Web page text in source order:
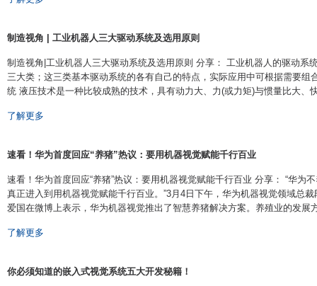
制造视角 | 工业机器人三大驱动系统及选用原则
制造视角|工业机器人三大驱动系统及选用原则 分享： 工业机器人的驱动系
三大类；这三类基本驱动系统的各有自己的特点，实际应用中可根据需要组
统 液压技术是一种比较成熟的技术，具有动力大、力(或力矩)与惯量比大、快
了解更多
速看！华为首度回应“养猪”热议：要用机器视觉赋能千行百业
速看！华为首度回应“养猪”热议：要用机器视觉赋能千行百业 分享： “华为
真正进入到用机器视觉赋能千行百业。”3月4日下午，华为机器视觉领域总
爱国在微博上表示，华为机器视觉推出了智慧养猪解决方案。养殖业的发展方
了解更多
你必须知道的嵌入式视觉系统五大开发秘籍！